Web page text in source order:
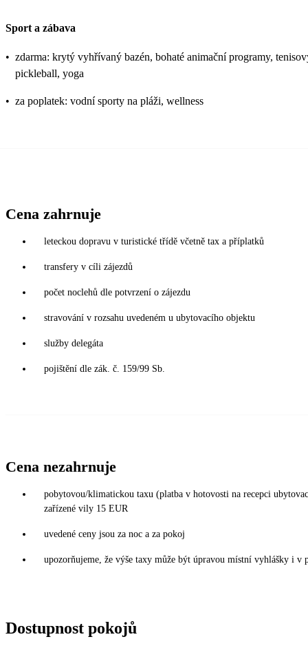
Sport a zábava
• zdarma: krytý vyhřívaný bazén, bohaté animační programy,
pickleball, yoga
• za poplatek: vodní sporty na pláži, wellness
Cena zahrnuje
leteckou dopravu v turistické třídě včetně tax a příplatků
transfery v cíli zájezdů
počet noclehů dle potvrzení o zájezdu
stravování v rozsahu uvedeném u ubytovacího objektu
služby delegáta
pojištění dle zák. č. 159/99 Sb.
Cena nezahrnuje
pobytovou/klimatickou taxu (platba v hotovosti na recepci
zařízené vily 15 EUR
uvedené ceny jsou za noc a za pokoj
upozorňujeme, že výše taxy může být úpravou místní vyhlášky i
Dostupnost pokojů